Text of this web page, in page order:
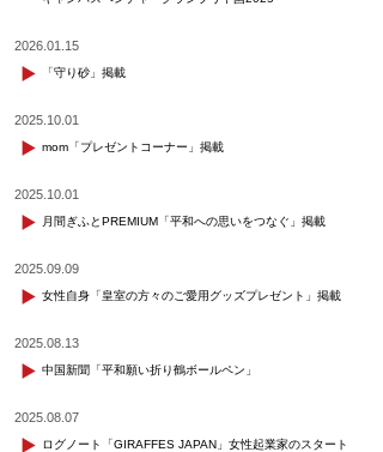
2026.01.15
「守り砂」掲載
2025.10.01
mom「プレゼントコーナー」掲載
2025.10.01
月間ぎふとPREMIUM「平和への思いをつなぐ」掲載
2025.09.09
女性自身「皇室の方々のご愛用グッズプレゼント」掲載
2025.08.13
中国新聞「平和願い折り鶴ボールペン」
2025.08.07
ログノート「GIRAFFES JAPAN」女性起業家のスタート